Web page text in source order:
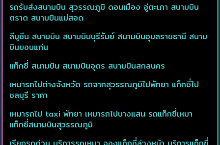
รถรับส่งสนามบิน สุวรรณภูมิ ดอนเมือง อู่ตะเภา สนามบิน
ตราด สนามบินแม่สอด
ลีมูซีน สนามบิน สนามบินบุรีรัมย์ สนามบินอุบลราชธานี สนาม
บินขอนแก่น
แท็กซี่ สนามบิน สนามบินอุดร สนามบินสกลนคร
เหมารถไปต่างจังหวัด รถจากสุวรรณภูมิไปพัทยา แท็กซี่ไป
ชลบุรี ราคา
เหมารถไป taxi พัทยา เหมารถไปบางแสน รถแท็กซี่เหมา
แท็กซี่สนามบินสุวรรณภูมิ